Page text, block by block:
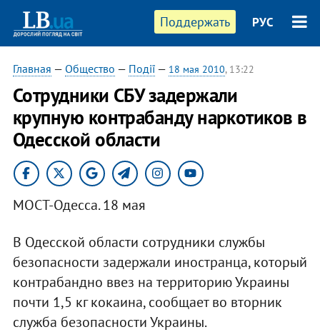
Поддержать РУС
Главная — Общество — Події— 18 мая 2010, 13:22
Сотрудники СБУ задержали
крупную контрабанду наркотиков в
Одесской области
МОСТ-Одесса. 18 мая
В Одесской области сотрудники службы
безопасности задержали иностранца, который
контрабандно ввез на территорию Украины
почти 1,5 кг кокаина, сообщает во вторник
служба безопасности Украины.